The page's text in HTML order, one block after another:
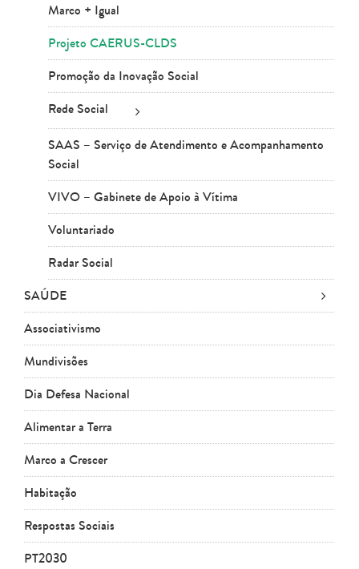
Marco + Igual
Projeto CAERUS-CLDS
Promoção da Inovação Social
Rede Social
SAAS – Serviço de Atendimento e Acompanhamento
Social
VIVO – Gabinete de Apoio à Vítima
Voluntariado
Radar Social
SAÚDE
Associativismo
Mundivisões
Dia Defesa Nacional
Alimentar a Terra
Marco a Crescer
Habitação
Respostas Sociais
PT2030